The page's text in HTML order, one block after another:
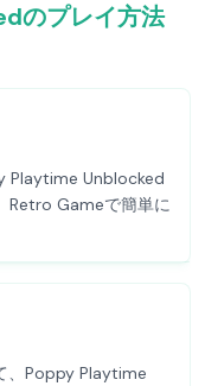
のプレイ方法
Playtime Unblocked
Retro Gameで簡単に
、Poppy Playtime